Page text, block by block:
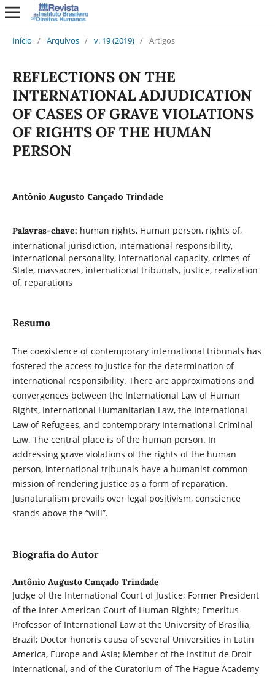
Início / Arquivos / v. 19 (2019) / Artigos
REFLECTIONS ON THE
INTERNATIONAL ADJUDICATION
OF CASES OF GRAVE VIOLATIONS
OF RIGHTS OF THE HUMAN
PERSON
Antônio Augusto Cançado Trindade
Palavras-chave: human rights, Human person, rights of,
international jurisdiction, international responsibility,
international personality, international capacity, crimes of
State, massacres, international tribunals, justice, realization
of, reparations
Resumo
The coexistence of contemporary international tribunals has
fostered the access to justice for the determination of
international responsibility. There are approximations and
convergences between the International Law of Human
Rights, International Humanitarian Law, the International
Law of Refugees, and contemporary International Criminal
Law. The central place is of the human person. In
addressing grave violations of the rights of the human
person, international tribunals have a humanist common
mission of rendering justice as a form of reparation.
Jusnaturalism prevails over legal positivism, conscience
stands above the “will”.
Biografia do Autor
Antônio Augusto Cançado Trindade
Judge of the International Court of Justice; Former President
of the Inter-American Court of Human Rights; Emeritus
Professor of International Law at the University of Brasilia,
Brazil; Doctor honoris causa of several Universities in Latin
America, Europe and Asia; Member of the Institut de Droit
International, and of the Curatorium of The Hague Academy